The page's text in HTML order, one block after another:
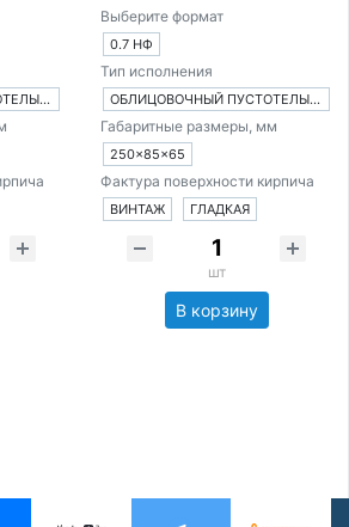
ОБЛИЦОВОЧНЫЙ ПУСТОТЕЛЫЙ КИРПИЧ
Выберите формат
0.7 НФ
Тип исполнения
ОБЛИЦОВОЧНЫЙ ПУСТОТЕЛЫЙ КИРПИЧ
Габаритные размеры, мм
250×85×65
Фактура поверхности кирпича
ВИНТАЖ ГЛАДКАЯ
шт
В корзину